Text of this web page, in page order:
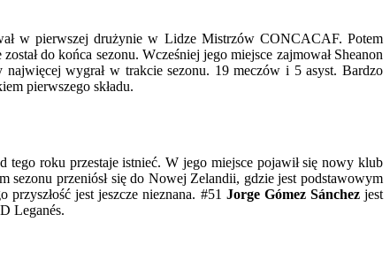
w pierwszej drużynie w Lidze Mistrzów CONCACAF. Potem
do końca sezonu. Wcześniej jego miejsce zajmował Sheanon
wygrał w trakcie sezonu. 19 meczów i 5 asyst. Bardzo
pierwszego składu.
tego roku przestaje istnieć. W jego miejsce pojawił się nowy klub
sezonu przeniósł się do Nowej Zelandii, gdzie jest podstawowym
jest jeszcze nieznana. #51 Jorge Gómez Sánchezjest
Leganés.